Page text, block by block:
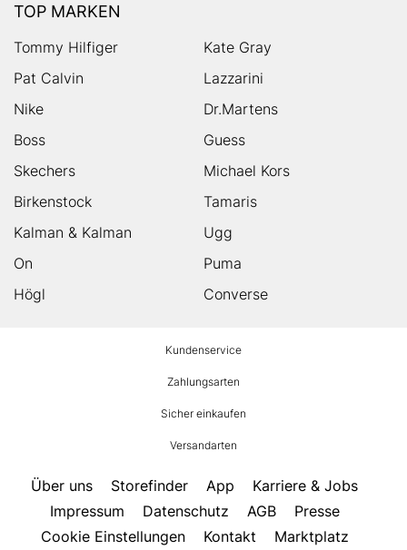
TOP MARKEN
Tommy Hilfiger
Kate Gray
Pat Calvin
Lazzarini
Nike
Dr.Martens
Boss
Guess
Skechers
Michael Kors
Birkenstock
Tamaris
Kalman & Kalman
Ugg
On
Puma
Högl
Converse
Kundenservice
Zahlungsarten
Sicher einkaufen
Versandarten
Über uns Storefinder App
Karriere & Jobs
Impressum
Datenschutz AGB
Presse
Cookie Einstellungen
Kontakt Marktplatz